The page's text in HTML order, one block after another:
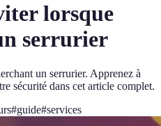
lorsque
serrurier
un serrurier. Apprenez à
sécurité dans cet article complet.
#guide#services